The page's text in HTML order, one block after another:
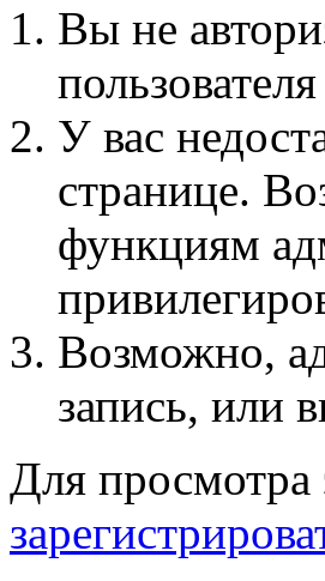
Вы не
У вас
странице.
функциям
Возможно,
запись, или
Для